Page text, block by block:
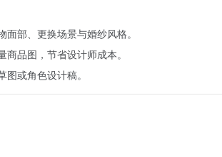
面部、更换场景与婚纱风格。
商品图，节省设计师成本。
图或角色设计稿。